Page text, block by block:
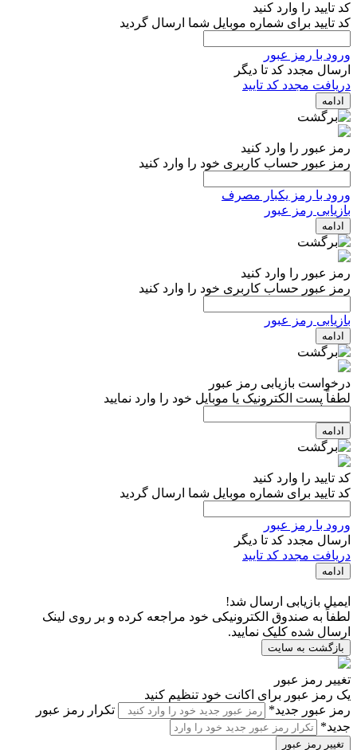
کد تایید را وارد کنید
کد تایید برای شماره موبایل شما ارسال گردید
ورود با رمز عبور
ارسال مجدد کد تا دیگر
دریافت مجدد کد تایید
ادامه
رمز عبور را وارد کنید
رمز عبور حساب کاربری خود را وارد کنید
ورود با رمز یکبار مصرف
بازیابی رمز عبور
ادامه
رمز عبور را وارد کنید
رمز عبور حساب کاربری خود را وارد کنید
بازیابی رمز عبور
ادامه
درخواست بازیابی رمز عبور
لطفاً پست الکترونیک یا موبایل خود را وارد نمایید
ادامه
کد تایید را وارد کنید
کد تایید برای شماره موبایل شما ارسال گردید
ورود با رمز عبور
ارسال مجدد کد تا دیگر
دریافت مجدد کد تایید
ادامه
ایمیل بازیابی ارسال شد!
لطفاً به صندوق الکترونیکی خود مراجعه کرده و بر روی لینک
ارسال شده کلیک نمایید.
بازگشت به سایت
تغییر رمز عبور
یک رمز عبور برای اکانت خود تنظیم کنید
رمز عبور جدید*
تکرار رمز عبور
جدید*
تغییر رمز عبور